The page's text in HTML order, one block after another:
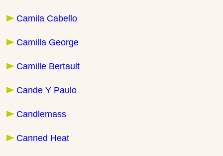
Camila Cabello
Camilla George
Camille Bertault
Cande Y Paulo
Candlemass
Canned Heat